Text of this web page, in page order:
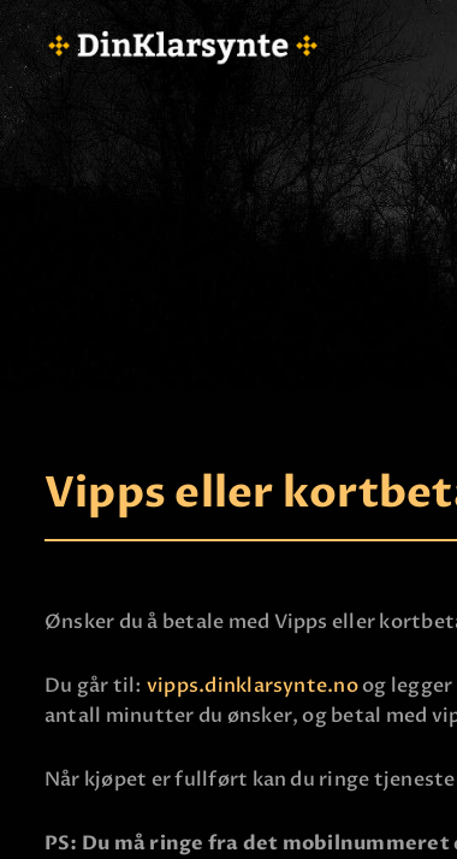
Vipps eller
Ønsker du å betale med Vipps eller
Du går til: vipps.dinklarsynte.noog
antall minutter du ønsker, og betal med
Når kjøpet er fullført kan du ringe
PS: Du må ringe fra det